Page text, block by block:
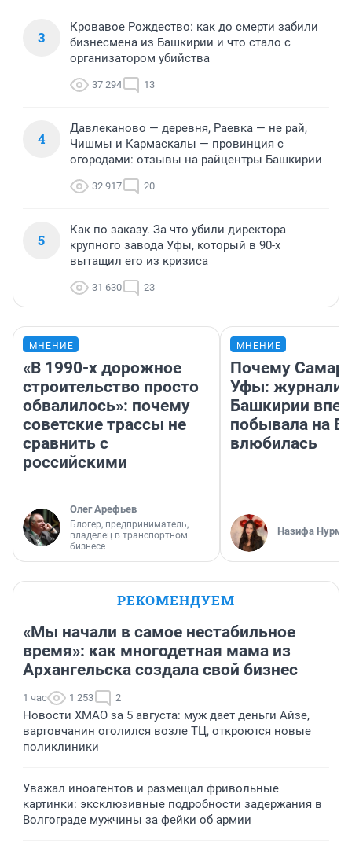
3
Кровавое Рождество: как до смерти забили
бизнесмена из Башкирии и что стало с
организатором убийства
37 294 13
4
Давлеканово — деревня, Раевка — не рай,
Чишмы и Кармаскалы — провинция с
огородами: отзывы на райцентры Башкирии
32 917 20
5
Как по заказу. За что убили директора
крупного завода Уфы, который в 90-х
вытащил его из кризиса
31 630 23
МНЕНИЕ
«В 1990-х дорожное
строительство просто
обвалилось»: почему
советские трассы не
сравнить с
российскими
Олег Арефьев
Блогер, предприниматель,
владелец в транспортном
бизнесе
МНЕНИЕ
Почему
Уфы:
Башкирии
побывала на
влюбилась
Назифа
РЕКОМЕНДУЕМ
«Мы начали в самое нестабильное
время»: как многодетная мама из
Архангельска создала свой бизнес
1 час 1 253 2
Новости ХМАО за 5 августа: муж дает деньги Айзе,
вартовчанин оголился возле ТЦ, откроются новые
поликлиники
Уважал иноагентов и размещал фривольные
картинки: эксклюзивные подробности задержания в
Волгограде мужчины за фейки об армии